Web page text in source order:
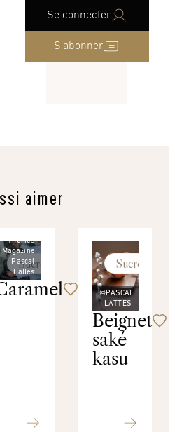
Se connecter
S’abonner
aimer
Thuries
Magazine
- Pascal
Lattes
Sucré
©PASCAL
LATTES
Sucré
Beignet
saké
kasu